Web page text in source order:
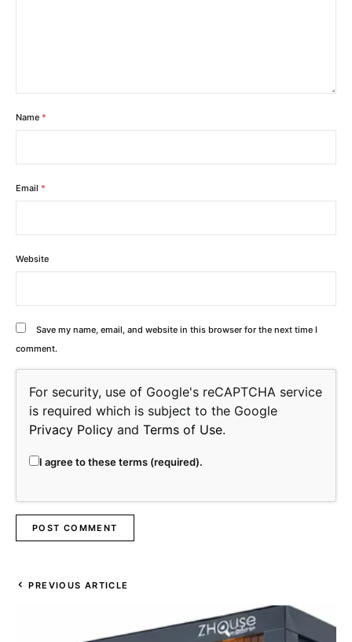
Name *
Email *
Website
Save my name, email, and website in this browser for the next time I
comment.
For security, use of Google's reCAPTCHA service
is required which is subject to the Google
Privacy Policy and Terms of Use.
I agree to these terms (required).
PREVIOUS ARTICLE